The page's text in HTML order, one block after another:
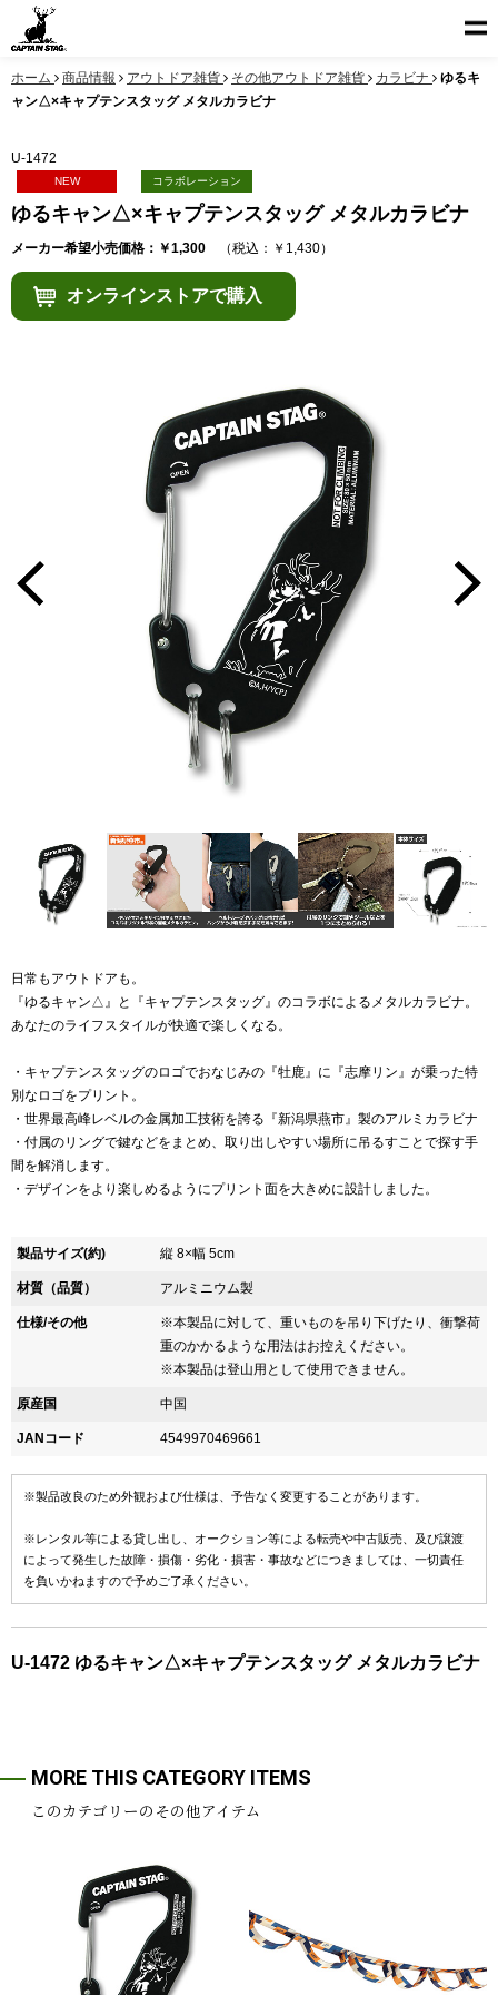
ホーム 商品情報 アウトドア雑貨 その他アウトドア雑貨 カラビナ
ゆるキ
ャン△×キャプテンスタッグ メタルカラビナ
U-1472
NEW コラボレーション
ゆるキャン△×キャプテンスタッグ メタルカラビナ
メーカー希望小売価格：￥1,300 （税込：￥1,430）
オンラインストアで購入
日常もアウトドアも。
『ゆるキャン△』と『キャプテンスタッグ』のコラボによるメタルカラビナ。
あなたのライフスタイルが快適で楽しくなる。
・キャプテンスタッグのロゴでおなじみの『牡鹿』に『志摩リン』が乗った特
別なロゴをプリント。
・世界最高峰レベルの金属加工技術を誇る『新潟県燕市』製のアルミカラビナ
・付属のリングで鍵などをまとめ、取り出しやすい場所に吊るすことで探す手
間を解消します。
・デザインをより楽しめるようにプリント面を大きめに設計しました。
製品サイズ(約) 縦 8×幅 5cm
材質（品質） アルミニウム製
仕様/その他
※本製品に対して、重いものを吊り下げたり、衝撃荷
重のかかるような用法はお控えください。
※本製品は登山用として使用できません。
原産国 中国
JANコード 4549970469661
※製品改良のため外観および仕様は、予告なく変更することがあります。
※レンタル等による貸し出し、オークション等による転売や中古販売、及び譲渡
によって発生した故障・損傷・劣化・損害・事故などにつきましては、一切責任
を負いかねますので予めご了承ください。
U-1472 ゆるキャン△×キャプテンスタッグ メタルカラビナ
MORE THIS CATEGORY ITEMS
このカテゴリーのその他アイテム